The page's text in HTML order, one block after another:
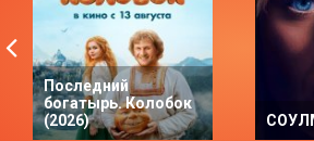
Последний
богатырь. Колобок
(2026)